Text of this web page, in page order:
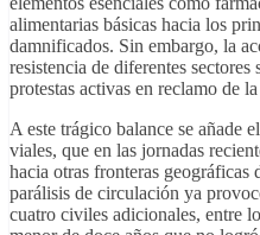
alimentarias básicas hacia los
damnificados. Sin embargo, la
resistencia de diferentes
protestas activas en reclamo de
A este trágico balance se añade
viales, que en las jornadas
hacia otras fronteras geográficas
parálisis de circulación ya
cuatro civiles adicionales, entre